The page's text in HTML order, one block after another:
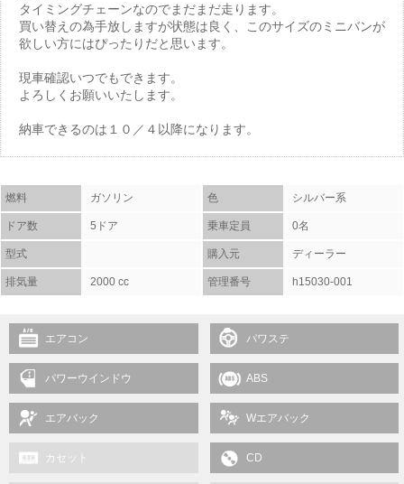
タイミングチェーンなのでまだまだ走ります。
買い替えの為手放しますが状態は良く、このサイズのミニバンが
欲しい方にはぴったりだと思います。
現車確認いつでもできます。
よろしくお願いいたします。
納車できるのは１０／４以降になります。
燃料 ガソリン 色 シルバー系
ドア数 5ドア 乗車定員 0名
型式 購入元 ディーラー
排気量 2000 cc 管理番号 h15030-001
エアコン パワステ
パワーウインドウ ABS
エアバック Wエアバック
カセット CD